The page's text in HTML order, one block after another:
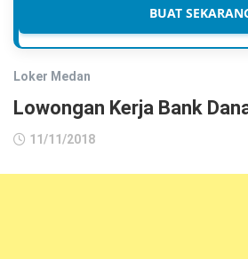
BUAT
Loker Medan
Lowongan Kerja Bank
11/11/2018